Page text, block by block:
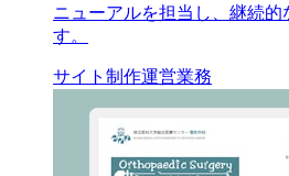
ニューアルを担当し、継続的
す。
サイト制作運営業務